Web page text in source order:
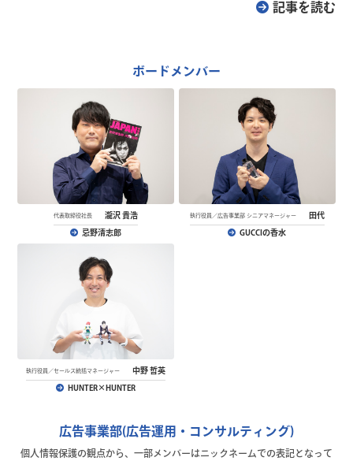
記事を読む
ボードメンバー
代表取締役社長 瀧沢 貴浩
忌野清志郎
執行役員／広告事業部 シニアマネージャー 田代
GUCCIの香水
執行役員／セールス統括マネージャー 中野 哲英
HUNTER×HUNTER
広告事業部(広告運用・コンサルティング)
個人情報保護の観点から、一部メンバーはニックネームでの表記となって